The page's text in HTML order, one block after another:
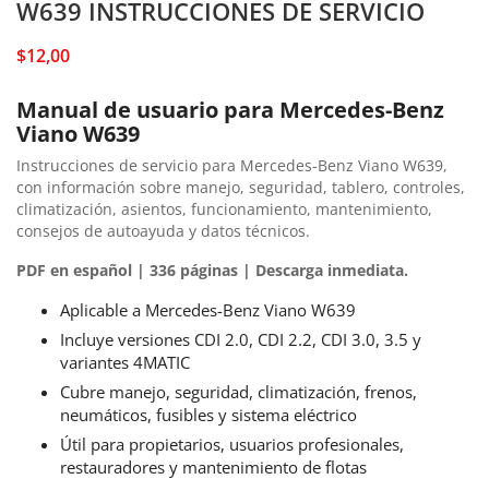
W639 INSTRUCCIONES DE SERVICIO
$12,00
Manual de usuario para Mercedes-Benz
Viano W639
Instrucciones de servicio para Mercedes-Benz Viano W639,
con información sobre manejo, seguridad, tablero, controles,
climatización, asientos, funcionamiento, mantenimiento,
consejos de autoayuda y datos técnicos.
PDF en español | 336 páginas | Descarga inmediata.
Aplicable a Mercedes-Benz Viano W639
Incluye versiones CDI 2.0, CDI 2.2, CDI 3.0, 3.5 y
variantes 4MATIC
Cubre manejo, seguridad, climatización, frenos,
neumáticos, fusibles y sistema eléctrico
Útil para propietarios, usuarios profesionales,
restauradores y mantenimiento de flotas